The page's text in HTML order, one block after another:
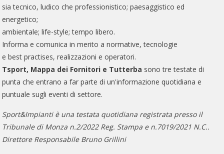
sia tecnico, ludico che professionistico; paesaggistico ed
energetico;
ambientale; life-style; tempo libero.
Informa e comunica in merito a normative, tecnologie
e best practises, realizzazioni e operatori.
Tsport, Mappa dei Fornitori e Tutterba sono tre testate di
punta che entrano a far parte di un'informazione quotidiana e
puntuale sugli eventi di settore.
Sport&Impianti è una testata quotidiana registrata presso il
Tribunale di Monza n.2/2022 Reg. Stampa e n.7019/2021 N.C..
Direttore Responsabile Bruno Grillini